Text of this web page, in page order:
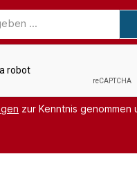
Mail-
Adresse*
zur Kenntnis genommen